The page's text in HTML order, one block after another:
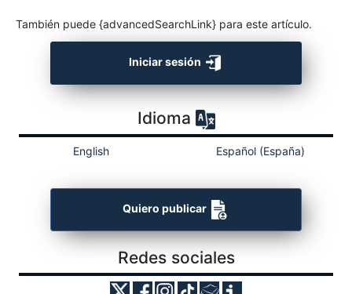
También puede {advancedSearchLink} para este artículo.
Iniciar sesión
Idioma
English Español (España)
Quiero publicar
Redes sociales